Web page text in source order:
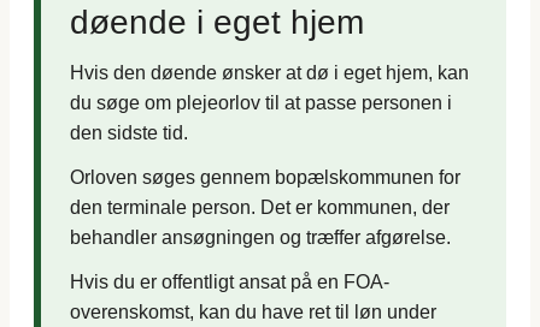
døende i eget hjem
Hvis den døende ønsker at dø i eget hjem, kan
du søge om plejeorlov til at passe personen i
den sidste tid.
Orloven søges gennem bopælskommunen for
den terminale person. Det er kommunen, der
behandler ansøgningen og træffer afgørelse.
Hvis du er offentligt ansat på en FOA-
overenskomst, kan du have ret til løn under